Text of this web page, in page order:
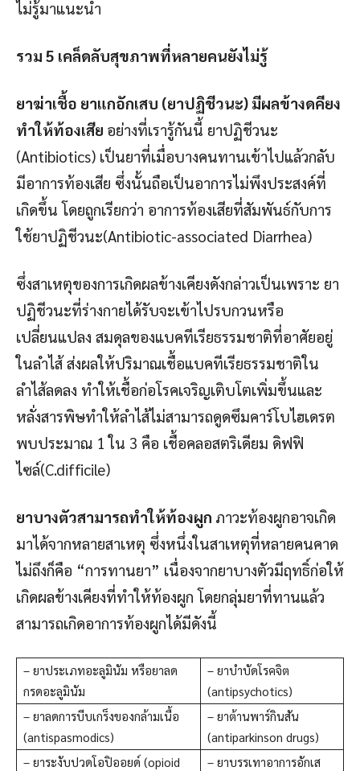
ไม่รู้มาแนะนำ
รวม 5 เคล็ดลับสุขภาพที่หลายคนยังไม่รู้
ยาฆ่าเชื้อ ยาแกอักเสบ (ยาปฏิชีวนะ) มีผลข้างดคียง
ทำให้ท้องเสีย อย่างที่เรารู้กันนี้ ยาปฏิชีวนะ
(Antibiotics) เป็นยาที่เมื่อบางคนทานเข้าไปแล้วกลับ
มีอาการท้องเสีย ซึ่งนั้นถือเป็นอาการไม่พึงประสงค์ที่
เกิดขึ้น โดยถูกเรียกว่า อาการท้องเสียที่สัมพันธ์กับการ
ใช้ยาปฏิชีวนะ(Antibiotic-associated Diarrhea)
ซึ่งสาเหตุของการเกิดผลข้างเคียงดังกล่าวเป็นเพราะ ยา
ปฏิชีวนะที่ร่างกายได้รับจะเข้าไปรบกวนหรือ
เปลี่ยนแปลง สมดุลของแบคทีเรียธรรมชาติที่อาศัยอยู่
ในลำไส้ ส่งผลให้ปริมาณเชื้อแบคทีเรียธรรมชาติใน
ลำไส้ลดลง ทำให้เชื้อก่อโรคเจริญเติบโตเพิ่มขึ้นและ
หลั่งสารพิษทำให้ลำไส้ไม่สามารถดูดซึมคาร์โบไฮเดรต
พบประมาณ 1 ใน 3 คือ เชื้อคลอสตริเดียม ดิฟฟิ
ไซล์(C.difficile)
ยาบางตัวสามารถทำให้ท้องผูก ภาวะท้องผูกอาจเกิด
มาได้จากหลายสาเหตุ ซึ่งหนึ่งในสาเหตุที่หลายคนคาด
ไม่ถึงก็คือ “การทานยา” เนื่องจากยาบางตัวมีฤทธิ์ก่อให้
เกิดผลข้างเคียงที่ทำให้ท้องผูก โดยกลุ่มยาที่ทานแล้ว
สามารถเกิดอาการท้องผูกได้มีดังนี้
– ยาประเภทอะลูมินัม หรือยาลด
กรดอะลูมินัม
– ยาบำบัดโรคจิต
(antipsychotics)
– ยาลดการบีบเกร็งของกล้ามเนื้อ
(antispasmodics)
– ยาต้านพาร์กินสัน
(antiparkinson drugs)
– ยาระงับปวดโอปิออยด์ (opioid
– ยาบรรเทาอาการอักเส